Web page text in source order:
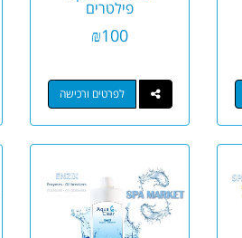
פילטרים
₪100
לפרטים ורכישה